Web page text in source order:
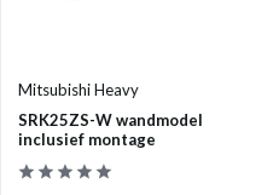
Mitsubishi Heavy
SRK25ZS-W wandmodel
inclusief montage